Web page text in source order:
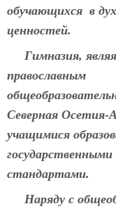
обучающихся в
ценностей.
Гимназия,
православным
Северная Осетия-
учащимися
стандартами.
Наряду с